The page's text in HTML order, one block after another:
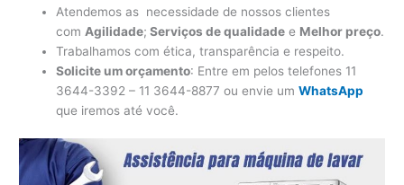
Atendemos as necessidade de nossos clientes
com Agilidade; Serviços de qualidade e Melhor preço.
Trabalhamos com ética, transparência e respeito.
Solicite um orçamento: Entre em pelos telefones 11
3644-3392 – 11 3644-8877 ou envie umWhatsApp
que iremos até você.